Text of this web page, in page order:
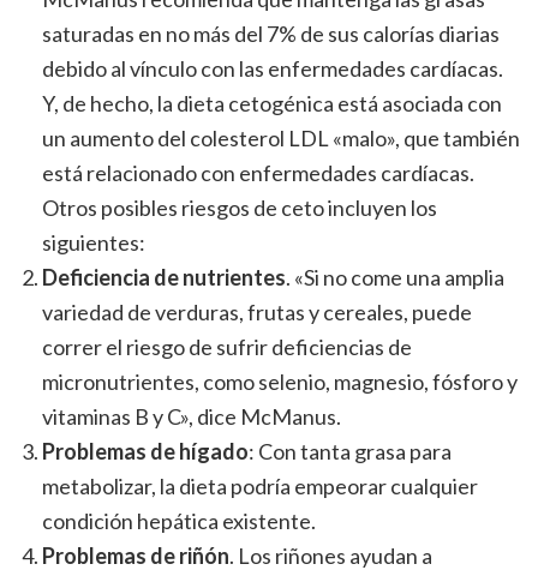
saturadas en no más del 7% de sus calorías diarias
debido al vínculo con las enfermedades cardíacas.
Y, de hecho, la dieta cetogénica está asociada con
un aumento del colesterol LDL «malo», que también
está relacionado con enfermedades cardíacas.
Otros posibles riesgos de ceto incluyen los
siguientes:
Deficiencia de nutrientes. «Si no come una amplia
variedad de verduras, frutas y cereales, puede
correr el riesgo de sufrir deficiencias de
micronutrientes, como selenio, magnesio, fósforo y
vitaminas B y C», dice McManus.
Problemas de hígado: Con tanta grasa para
metabolizar, la dieta podría empeorar cualquier
condición hepática existente.
Problemas de riñón. Los riñones ayudan a